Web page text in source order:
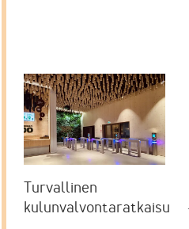
Turvallinen
kulunvalvontaratkaisu